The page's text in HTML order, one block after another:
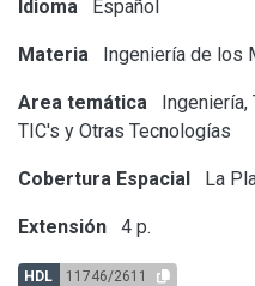
Idioma Español
Materia Ingeniería de los
Area temática
Ingeniería,
TIC's y Otras Tecnologías
Cobertura Espacial La
Extensión 4 p.
HDL 11746/2611